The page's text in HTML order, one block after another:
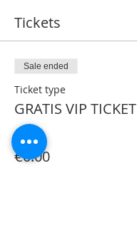
Tickets
Sale ended
Ticket type
GRATIS VIP TICKET
Price
€0.00